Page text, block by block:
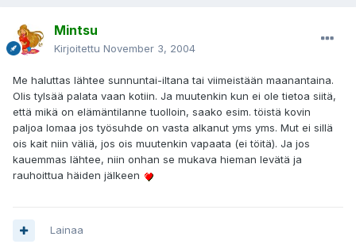
Mintsu
Kirjoitettu November 3, 2004
Me haluttas lähtee sunnuntai-iltana tai viimeistään maanantaina.
Olis tylsää palata vaan kotiin. Ja muutenkin kun ei ole tietoa siitä,
että mikä on elämäntilanne tuolloin, saako esim. töistä kovin
paljoa lomaa jos työsuhde on vasta alkanut yms yms. Mut ei sillä
ois kait niin väliä, jos ois muutenkin vapaata (ei töitä). Ja jos
kauemmas lähtee, niin onhan se mukava hieman levätä ja
rauhoittua häiden jälkeen
Lainaa